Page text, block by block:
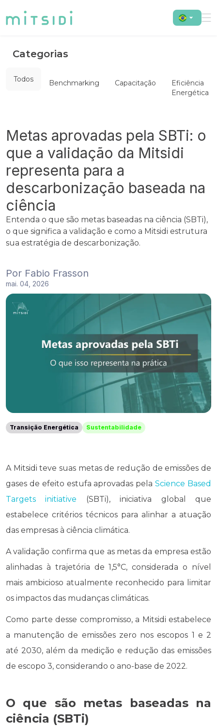
Categorias
Todos Benchmarking Capacitação
Eficiência
Energética
Metas aprovadas pela SBTi: o
que a validação da Mitsidi
representa para a
descarbonização baseada na
ciência
Entenda o que são metas baseadas na ciência (SBTi),
o que significa a validação e como a Mitsidi estrutura
sua estratégia de descarbonização.
Por Fabio Frasson
mai. 04, 2026
Transição Energética Sustentabilidade
A Mitsidi teve suas metas de redução de emissões de
gases de efeito estufa aprovadas pelaScience Based
Targets initiative (SBTi), iniciativa global que
estabelece critérios técnicos para alinhar a atuação
das empresas à ciência climática.
A validação confirma que as metas da empresa estão
alinhadas à trajetória de 1,5°C, considerada o nível
mais ambicioso atualmente reconhecido para limitar
os impactos das mudanças climáticas.
Como parte desse compromisso, a Mitsidi estabelece
a manutenção de emissões zero nos escopos 1 e 2
até 2030, além da medição e redução das emissões
de escopo 3, considerando o ano-base de 2022.
O que são metas baseadas na
ciência (SBTi)